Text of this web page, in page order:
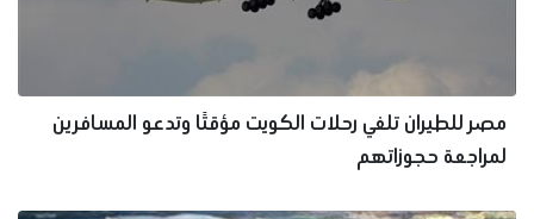
مصر للطيران تلغي رحلات الكويت مؤقتًا وتدعو المسافرين
لمراجعة حجوزاتهم